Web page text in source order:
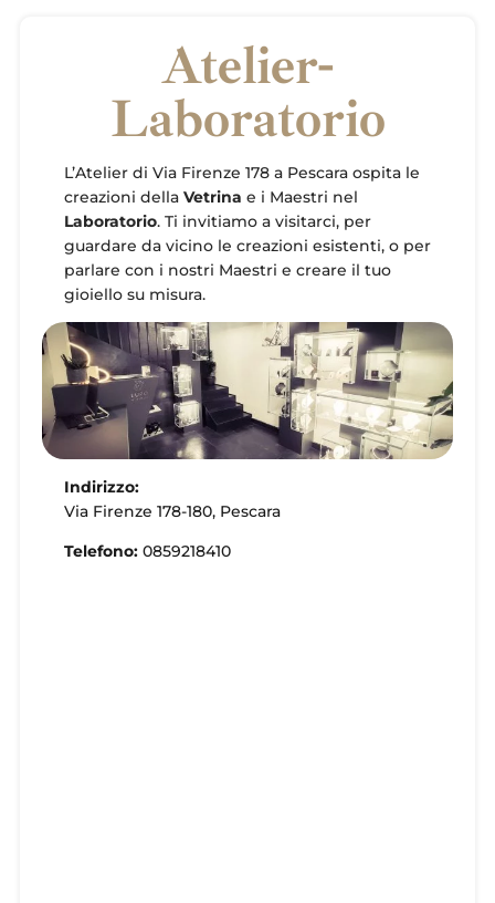
Atelier-
Laboratorio
L’Atelier di Via Firenze 178 a Pescara ospita le
creazioni della Vetrina e i Maestri nel
Laboratorio. Ti invitiamo a visitarci, per
guardare da vicino le creazioni esistenti, o per
parlare con i nostri Maestri e creare il tuo
gioiello su misura.
Indirizzo:
Via Firenze 178-180, Pescara
Telefono: 0859218410